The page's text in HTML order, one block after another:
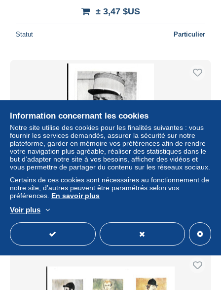
± 3,47 $US
Statut Particulier
DA09 - CARTE CIGARETTES LIGA - REKORD IM
SPORT - MAJOR AUGUSTE DE LAISSARDIERE -
CADRE NOIR DE SAUMUR
Particulier
Information concernant les cookies
Notre site utilise des cookies pour les finalités suivantes : vous
fournir les services demandés, assurer la sécurité sur notre
plateforme, garder en mémoire vos préférences afin de rendre
votre navigation plus agréable, réaliser des statistiques dans le
but d’adapter notre site à vos besoins, afficher des vidéos et
vous permettre de partager du contenu sur les réseaux sociaux.
Certains de ces cookies sont nécessaires au fonctionnement de
notre site, d’autres peuvent être paramétrés selon vos
préférences. En savoir plus
Voir plus